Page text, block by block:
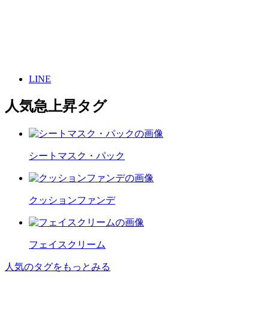
LINE
人気急上昇タグ
シートマスク・パック
クッションファンデ
フェイスクリーム
人気のタグをもっとみる